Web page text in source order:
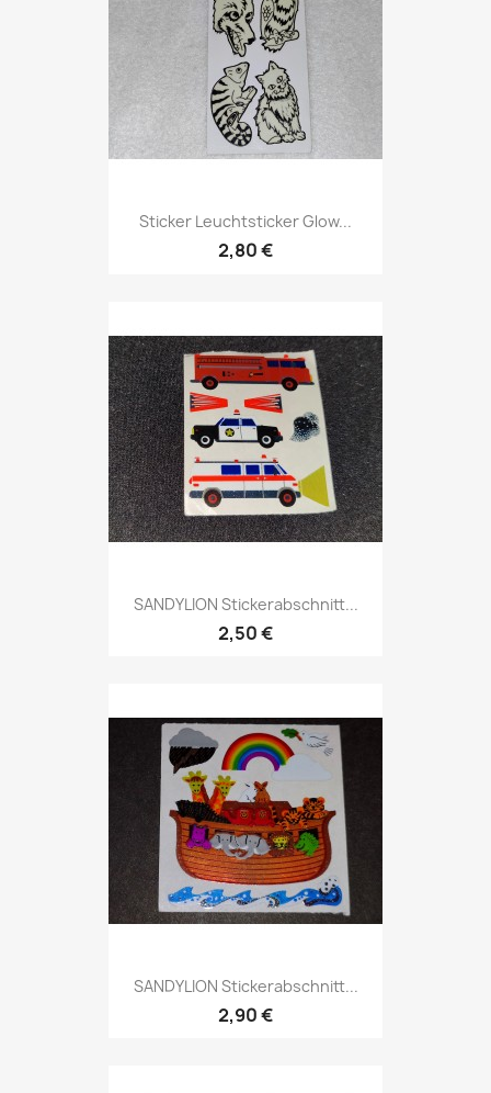
Sticker Leuchtsticker Glow...
2,80 €
SANDYLION Stickerabschnitt...
2,50 €
SANDYLION Stickerabschnitt...
2,90 €